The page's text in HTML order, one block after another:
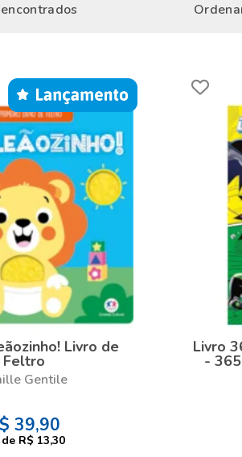
Livro de
Feltro
Gentile
39,90
de R$ 13,30
Livro
-